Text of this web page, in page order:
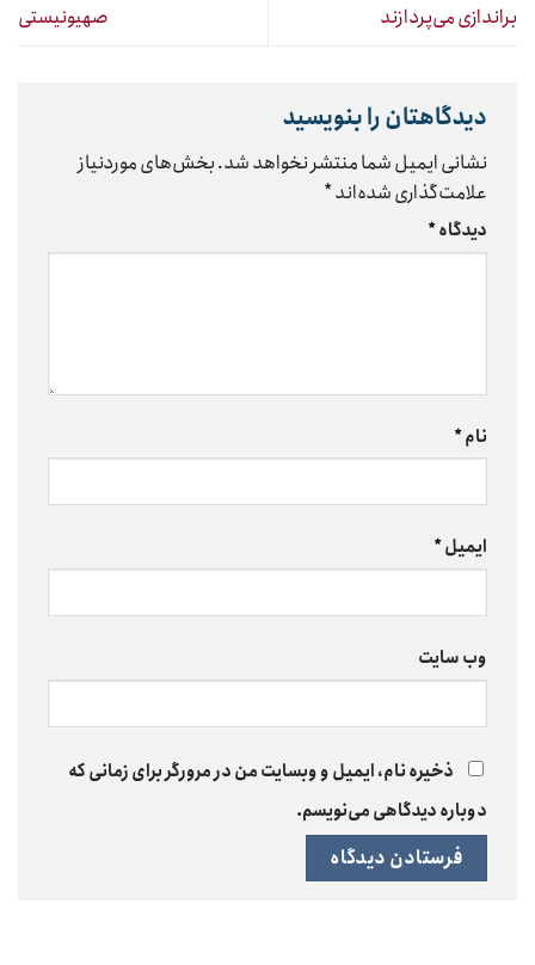
براندازی می‌پردازند
صهیونیستی
دیدگاهتان را بنویسید
نشانی ایمیل شما منتشر نخواهد شد.بخش‌های موردنیاز
علامت‌گذاری شده‌اند*
دیدگاه*
نام*
ایمیل*
وب‌ سایت
ذخیره نام، ایمیل و وبسایت من در مرورگر برای زمانی که
دوباره دیدگاهی می‌نویسم.